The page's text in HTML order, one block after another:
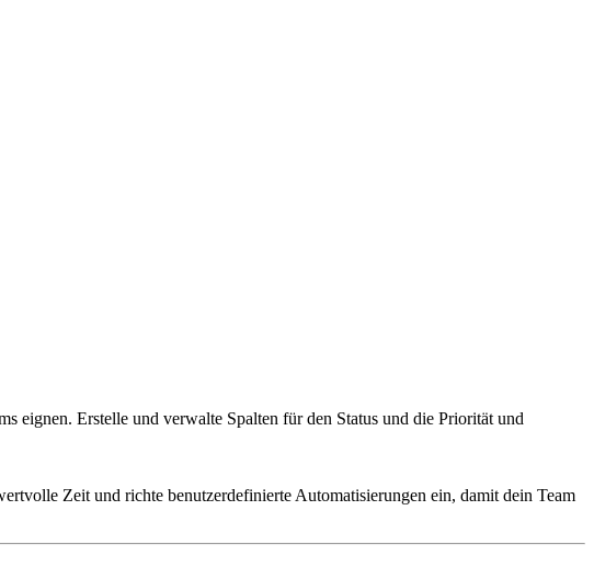
eignen. Erstelle und verwalte Spalten für den Status und die Priorität und
Zeit und richte benutzerdefinierte Automatisierungen ein, damit dein Team